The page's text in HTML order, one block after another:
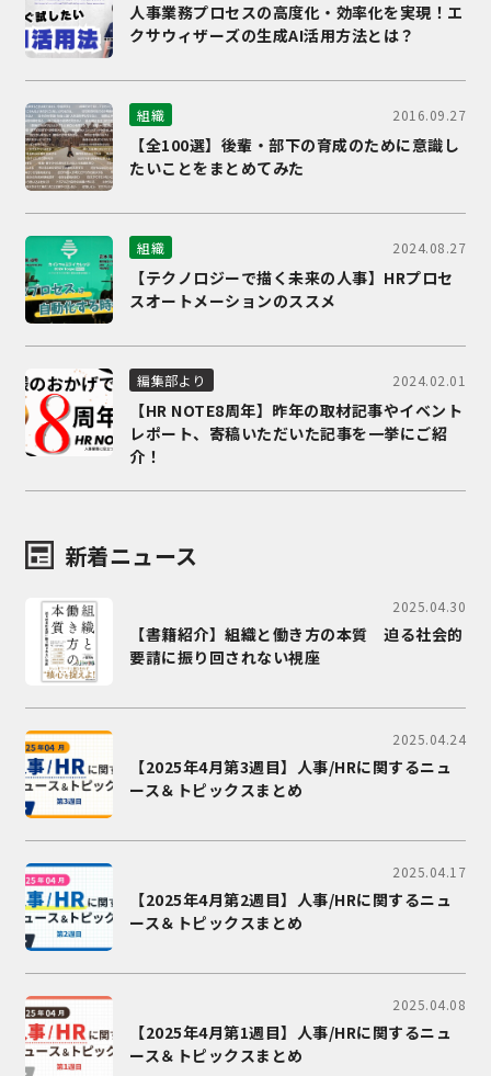
人事業務プロセスの高度化・効率化を実現！エ
クサウィザーズの生成AI活用方法とは？
組織 2016.09.27
【全100選】後輩・部下の育成のために意識し
たいことをまとめてみた
組織 2024.08.27
【テクノロジーで描く未来の人事】HRプロセ
スオートメーションのススメ
編集部より 2024.02.01
【HR NOTE8周年】昨年の取材記事やイベント
レポート、寄稿いただいた記事を一挙にご紹
介！
新着ニュース
2025.04.30
【書籍紹介】組織と働き方の本質 迫る社会的
要請に振り回されない視座
2025.04.24
【2025年4月第3週目】人事/HRに関するニュ
ース＆トピックスまとめ
2025.04.17
【2025年4月第2週目】人事/HRに関するニュ
ース＆トピックスまとめ
2025.04.08
【2025年4月第1週目】人事/HRに関するニュ
ース＆トピックスまとめ